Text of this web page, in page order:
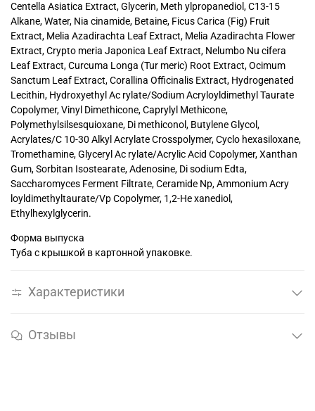
Centella Asiatica Extract, Glycerin, Meth ylpropanediol, C13-15
Alkane, Water, Nia cinamide, Betaine, Ficus Carica (Fig) Fruit
Extract, Melia Azadirachta Leaf Extract, Melia Azadirachta Flower
Extract, Crypto meria Japonica Leaf Extract, Nelumbo Nu cifera
Leaf Extract, Curcuma Longa (Tur meric) Root Extract, Ocimum
Sanctum Leaf Extract, Corallina Officinalis Extract, Hydrogenated
Lecithin, Hydroxyethyl Ac rylate/Sodium Acryloyldimethyl Taurate
Copolymer, Vinyl Dimethicone, Caprylyl Methicone,
Polymethylsilsesquioxane, Di methiconol, Butylene Glycol,
Acrylates/C 10-30 Alkyl Acrylate Crosspolymer, Cyclo hexasiloxane,
Tromethamine, Glyceryl Ac rylate/Acrylic Acid Copolymer, Xanthan
Gum, Sorbitan Isostearate, Adenosine, Di sodium Edta,
Saccharomyces Ferment Filtrate, Ceramide Np, Ammonium Acry
loyldimethyltaurate/Vp Copolymer, 1,2-He xanediol,
Ethylhexylglycerin.
Форма выпуска
Туба с крышкой в картонной упаковке.
Характеристики
Отзывы